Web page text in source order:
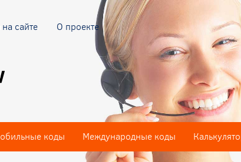
сайте О проекте
коды Международные коды